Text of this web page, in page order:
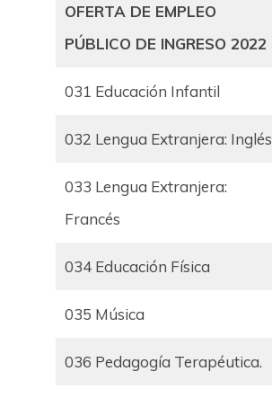
OFERTA DE EMPLEO
PÚBLICO DE INGRESO 2022
031 Educación Infantil
032 Lengua Extranjera: Inglés
033 Lengua Extranjera:
Francés
034 Educación Física
035 Música
036 Pedagogía Terapéutica.